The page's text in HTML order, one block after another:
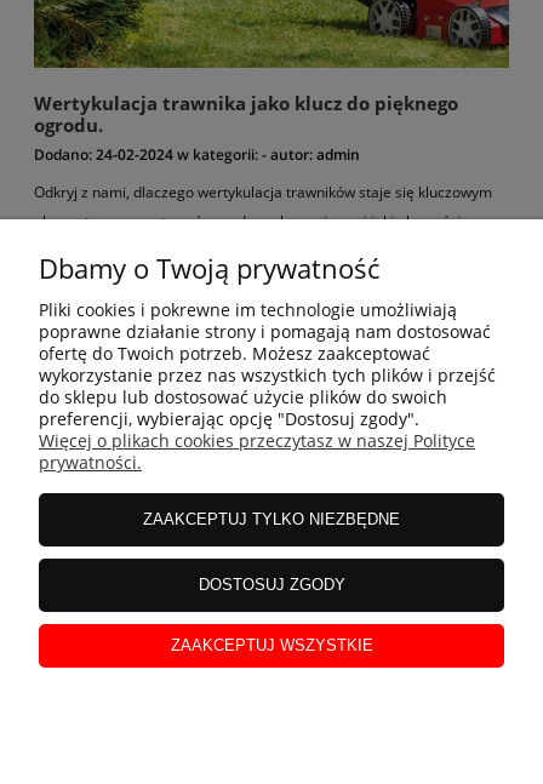
Wertykulacja trawnika jako klucz do pięknego
ogrodu.
Dodano:24-02-2024w kategorii:-autor:admin
Odkryj z nami, dlaczego wertykulacja trawników staje się kluczowym
elementem przygotowań ogrodowych na wiosnę i jakie korzyści ze
czytaj całość »
Dbamy o Twoją prywatność
Pliki cookies i pokrewne im technologie umożliwiają
poprawne działanie strony i pomagają nam dostosować
ofertę do Twoich potrzeb. Możesz zaakceptować
wykorzystanie przez nas wszystkich tych plików i przejść
do sklepu lub dostosować użycie plików do swoich
preferencji, wybierając opcję "Dostosuj zgody".
Więcej o plikach cookies przeczytasz w naszej Polityce
prywatności.
ZAAKCEPTUJ TYLKO NIEZBĘDNE
DOSTOSUJ ZGODY
ZAAKCEPTUJ WSZYSTKIE